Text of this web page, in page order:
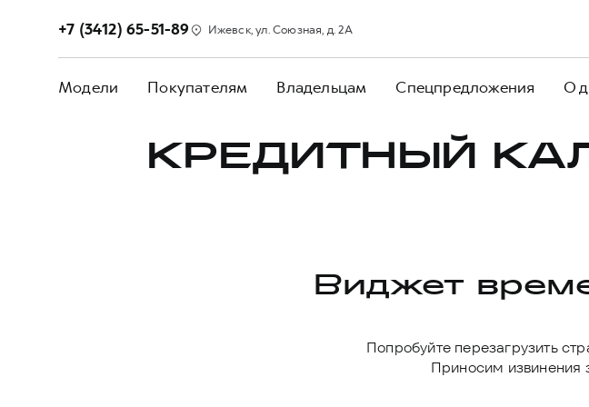
+7 (3412) 65-51-89 Ижевск, ул. Союзная, д. 2А
Модели Покупателям Владельцам Спецпредложения О
КРЕДИТНЫЙ
Виджет
Попробуйте перезагрузить
Приносим извинения